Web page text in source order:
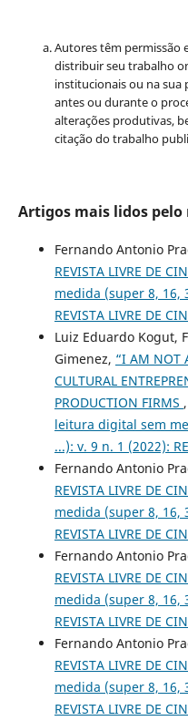
Autores têm permissão
distribuir seu trabalho
institucionais ou na sua
antes ou durante o
alterações produtivas,
citação do trabalho
Artigos mais lidos
Fernando Antonio
REVISTA LIVRE DE
medida (super 8, 16,
REVISTA LIVRE DE
Luiz Eduardo Kogut,
Gimenez, “I AM NOT
CULTURAL
PRODUCTION FIRMS ,
leitura digital sem
...): v. 9 n. 1 (2022):
Fernando Antonio
REVISTA LIVRE DE
medida (super 8, 16,
REVISTA LIVRE DE
Fernando Antonio
REVISTA LIVRE DE
medida (super 8, 16,
REVISTA LIVRE DE
Fernando Antonio
REVISTA LIVRE DE
medida (super 8, 16,
REVISTA LIVRE DE